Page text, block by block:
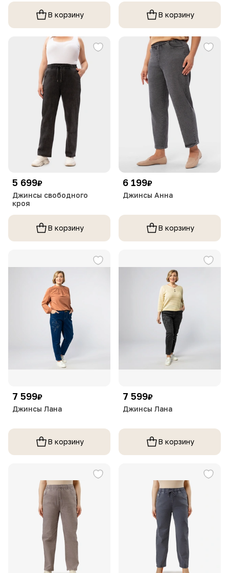
В корзину В корзину
5 699₽
Джинсы свободного
кроя
В корзину
6 199₽
Джинсы Анна
В корзину
7 599₽
Джинсы Лана
В корзину
7 599₽
Джинсы Лана
В корзину